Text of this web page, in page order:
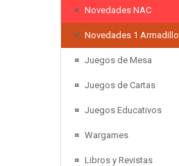
Novedades NAC
Novedades 1 Armadillo
Juegos de Mesa
Juegos de Cartas
Juegos Educativos
Wargames
Libros y Revistas